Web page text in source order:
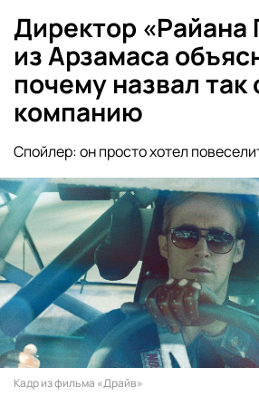
Директор «Райана
из Арзамаса
почему назвал
компанию
Спойлер: он просто хотел
Кадр из фильма «Драйв»